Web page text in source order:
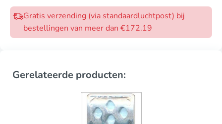
Gratis verzending (via standaardluchtpost) bij
bestellingen van meer dan €172.19
Gerelateerde producten: